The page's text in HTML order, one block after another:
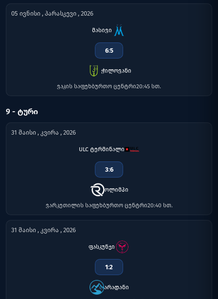
05 ივნისი , პარასკევი , 2026
მასივი
6:5
ჭილოვანი
ვაკის საფეხბურთო ცენტრი20:45 სთ.
9 - ᲢᲣᲠᲘ
31 მაისი , კვირა , 2026
ULC ტერმინალი
3:6
ოლიმპი
ვარკეთილის საფეხბურთო ცენტრი20:40 სთ.
31 მაისი , კვირა , 2026
ფასკუნჯი
1:2
არადანი